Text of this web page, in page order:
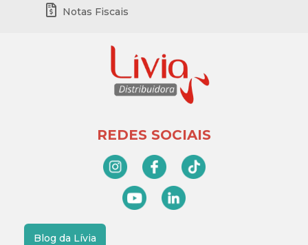
Notas Fiscais
REDES SOCIAIS
Blog da Lívia